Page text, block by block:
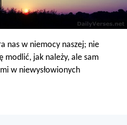
nas w niemocy naszej; nie
modlić, jak należy, ale sam
w niewysłowionych